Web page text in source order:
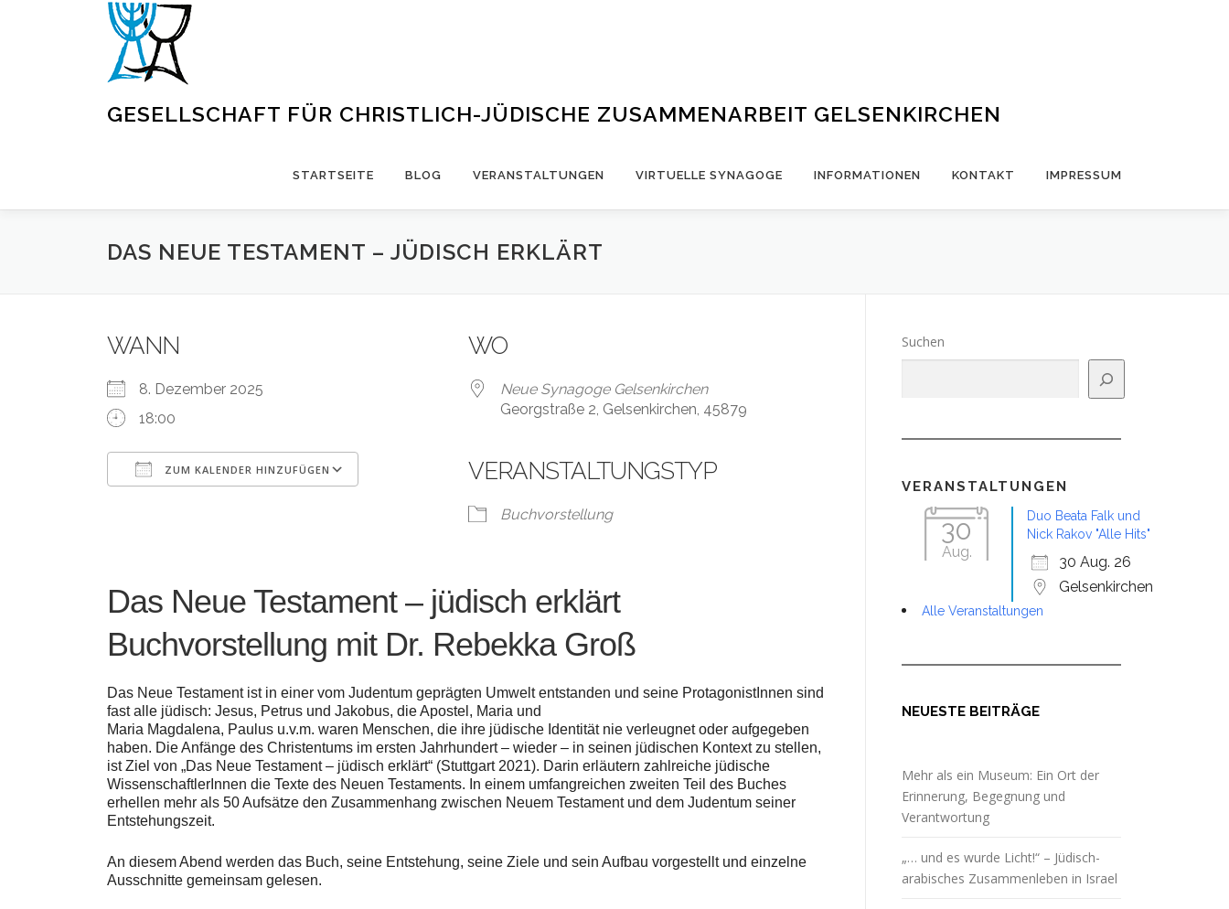
GESELLSCHAFT FÜR CHRISTLICH-JÜDISCHE ZUSAMMENARBEIT GELSENKIRCHEN
STARTSEITE BLOG VERANSTALTUNGEN VIRTUELLE SYNAGOGE INFORMATIONEN KONTAKT IMPRESSUM
DAS NEUE TESTAMENT – JÜDISCH ERKLÄRT
WANN
8. Dezember 2025
18:00
ZUM KALENDER HINZUFÜGEN
Google Kalender Office 365
WO
Neue Synagoge Gelsenkirchen
Georgstraße 2, Gelsenkirchen, 45879
VERANSTALTUNGSTYP
Buchvorstellung
Das Neue Testament – jüdisch erklärt
Buchvorstellung mit Dr. Rebekka Groß
Das Neue Testament ist in einer vom Judentum geprägten Umwelt entstanden und seine ProtagonistInnen sind
fast alle jüdisch: Jesus, Petrus und Jakobus, die Apostel, Maria und
Maria Magdalena, Paulus u.v.m. waren Menschen, die ihre jüdische Identität nie verleugnet oder aufgegeben
haben. Die Anfänge des Christentums im ersten Jahrhundert – wieder – in seinen jüdischen Kontext zu stellen,
ist Ziel von „Das Neue Testament – jüdisch erklärt“ (Stuttgart 2021). Darin erläutern zahlreiche jüdische
WissenschaftlerInnen die Texte des Neuen Testaments. In einem umfangreichen zweiten Teil des Buches
erhellen mehr als 50 Aufsätze den Zusammenhang zwischen Neuem Testament und dem Judentum seiner
Entstehungszeit.
An diesem Abend werden das Buch, seine Entstehung, seine Ziele und sein Aufbau vorgestellt und einzelne
Ausschnitte gemeinsam gelesen.
Suchen
VERANSTALTUNGEN
30
Aug.
Duo Beata Falk und
Nick Rakov "Alle Hits"
30 Aug. 26
Gelsenkirchen
Alle Veranstaltungen
NEUESTE BEITRÄGE
Mehr als ein Museum: Ein Ort der
Erinnerung, Begegnung und
Verantwortung
„… und es wurde Licht!“ – Jüdisch-
arabisches Zusammenleben in Israel